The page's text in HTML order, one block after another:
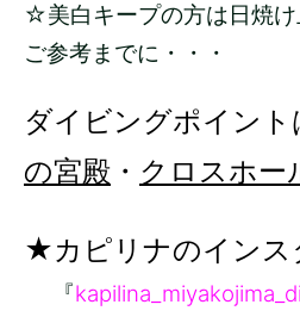
☆美白キープの方は日焼け
ご参考までに・・・
ダイビングポイント
の宮殿 ・ クロスホー
★カピリナのイン
『